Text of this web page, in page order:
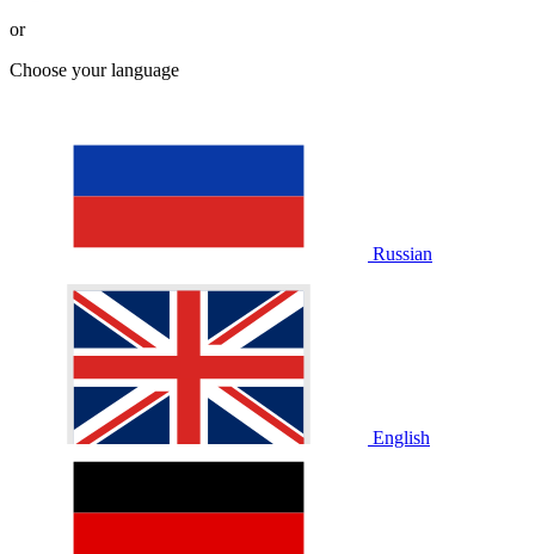
or
Choose your language
Russian
English